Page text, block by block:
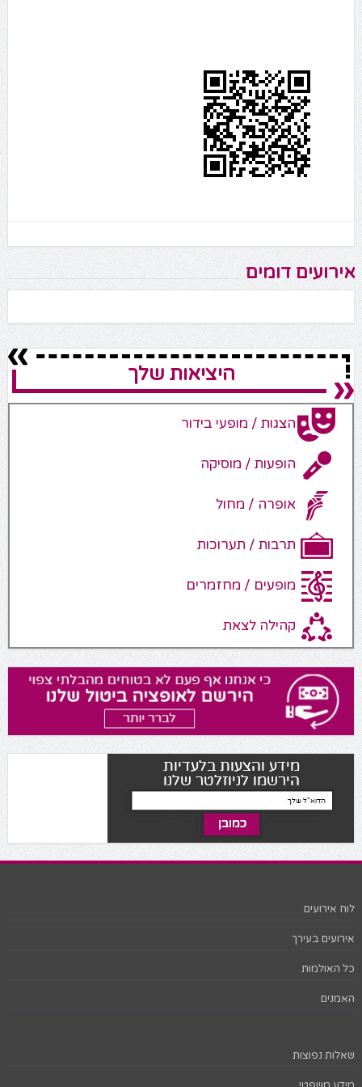
אירועים דומים
היציאות שלך
הצגות / מופעי בידור
הופעות / מוסיקה
אופרה / מחול
תרבות / תערוכות
מופעים / מחזמרים
קהילה לצאת
לוח אירועים
אירועים בעירך
כל האולמות
האמנים
שאלות נפוצות